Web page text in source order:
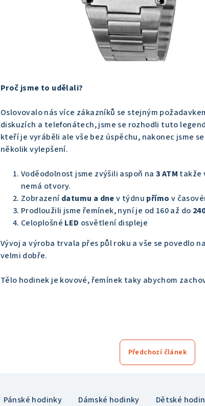
Proč jsme to udělali?
Oslovovalo nás více zákazníků se stejným
diskuzích a telefonátech, jsme se rozhodli tuto
kteří je vyráběli ale vše bez úspěchu, nakonec jsme
několik vylepšení.
Voděodolnost jsme zvýšili aspoň na 3 ATM takže
nemá otvory.
Zobrazenídatumu a dnev týdnu přímo v
Prodloužili jsme řemínek, nyní je od 160 až do
Celoplošné LED osvětlení displeje
Vývoj a výroba trvala přes půl roku a vše se povedlo
velmi dobře.
Tělo hodinek je kovové, řemínek taky abychom
Předchozí článek
Pánské hodinky Dámské hodinky Dětské